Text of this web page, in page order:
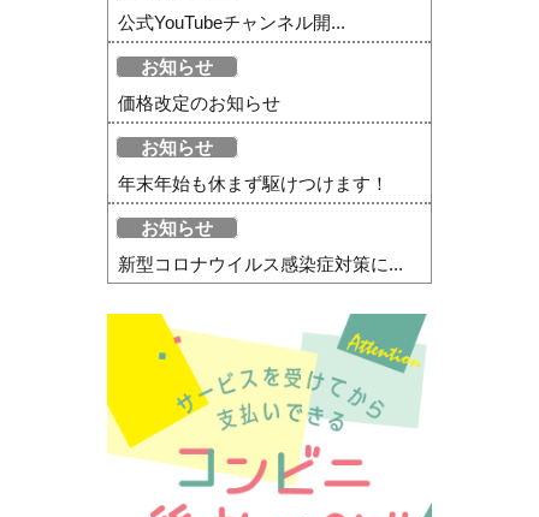
公式YouTubeチャンネル開...
お知らせ
価格改定のお知らせ
お知らせ
年末年始も休まず駆けつけます！
お知らせ
新型コロナウイルス感染症対策に...